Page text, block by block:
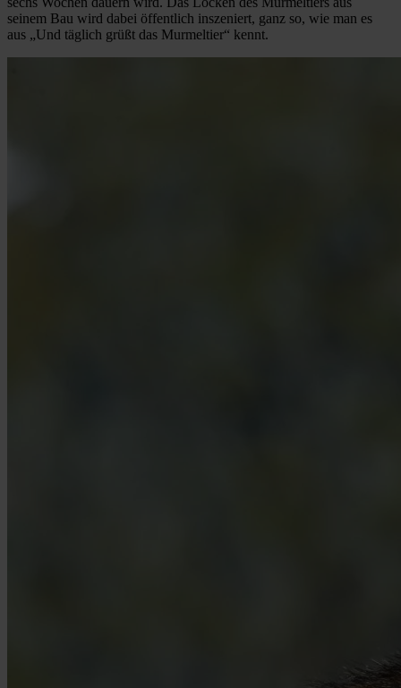
seinem Bau wird dabei öffentlich inszeniert, ganz so, wie man es
aus „Und täglich grüßt das Murmeltier“ kennt.